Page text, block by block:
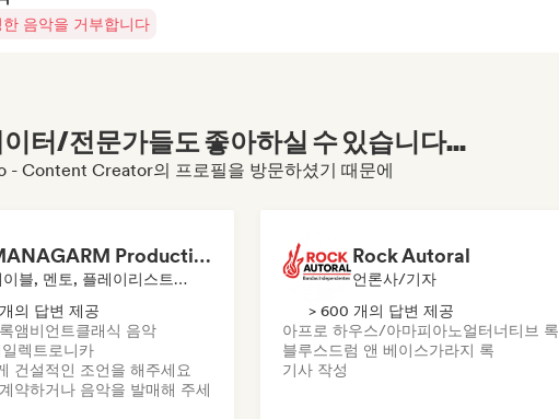
음악을 거부합니다
터/전문가들도 좋아하실 수 있습니다...
- Content Creator의 프로필을 방문하셨기 때문에
MANAGARM Productions
레이블, 멘토, 플레이리스트 큐레이터
의 답변 제공
앰비언트클래식 음악
일렉트로니카
건설적인 조언을 해주세요
약하거나 음악을 발매해 주세
Rock Autoral
언론사/기자
> 600 개의 답변 제공
아프로 하우스/아마피아노얼터너티브 록
블루스드럼 앤 베이스가라지 록
기사 작성